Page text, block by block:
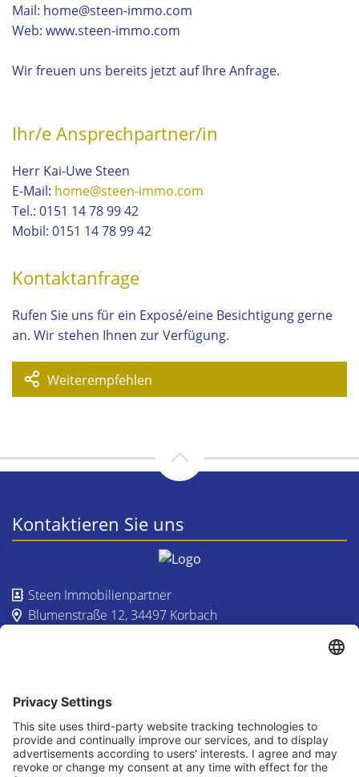
Mail: home@steen-immo.com
Web: www.steen-immo.com
Wir freuen uns bereits jetzt auf Ihre Anfrage.
Ihr/e Ansprechpartner/in
Herr Kai-Uwe Steen
E-Mail: home@steen-immo.com
Tel.: 0151 14 78 99 42
Mobil: 0151 14 78 99 42
Kontaktanfrage
Rufen Sie uns für ein Exposé/eine Besichtigung gerne
an. Wir stehen Ihnen zur Verfügung.
Weiterempfehlen
Kontaktieren Sie uns
Steen Immobilienpartner
Blumenstraße 12, 34497 Korbach
Besuchen Sie uns auch hier